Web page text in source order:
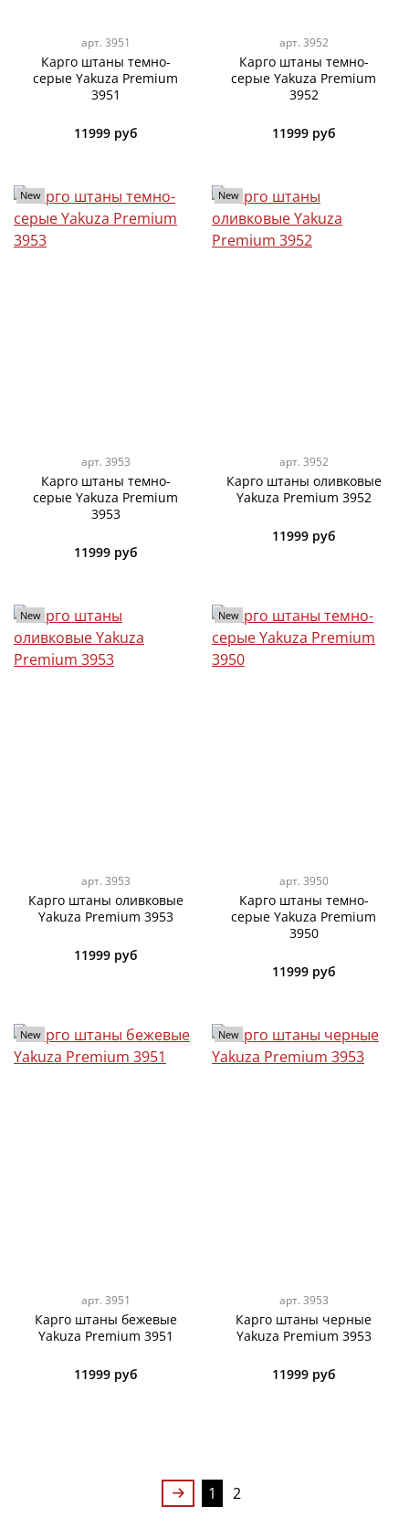
арт. 3951
Карго штаны темно-
серые Yakuza Premium
3951
11999 руб
арт. 3952
Карго штаны темно-
серые Yakuza Premium
3952
11999 руб
New
арт. 3953
Карго штаны темно-
серые Yakuza Premium
3953
11999 руб
New
арт. 3952
Карго штаны оливковые
Yakuza Premium 3952
11999 руб
New
арт. 3953
Карго штаны оливковые
Yakuza Premium 3953
11999 руб
New
арт. 3950
Карго штаны темно-
серые Yakuza Premium
3950
11999 руб
New
арт. 3951
Карго штаны бежевые
Yakuza Premium 3951
11999 руб
New
арт. 3953
Карго штаны черные
Yakuza Premium 3953
11999 руб
1 2